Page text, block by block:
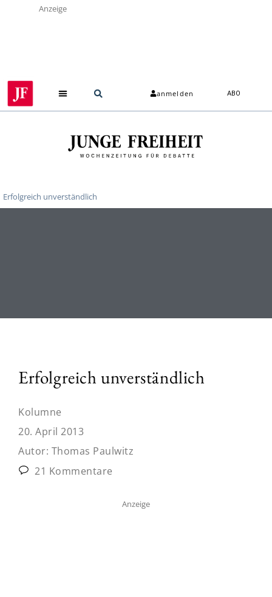
Anzeige
anmelden ABO
Erfolgreich unverständlich
Erfolgreich unverständlich
Kolumne
20. April 2013
Autor: Thomas Paulwitz
21 Kommentare
Anzeige